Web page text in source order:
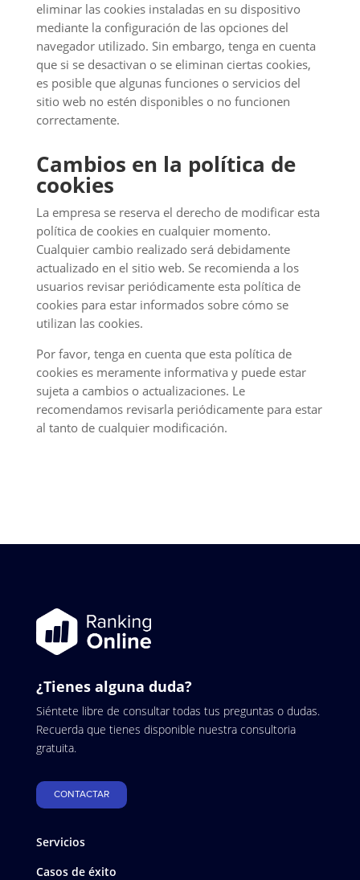
eliminar las cookies instaladas en su dispositivo
mediante la configuración de las opciones del
navegador utilizado. Sin embargo, tenga en cuenta
que si se desactivan o se eliminan ciertas cookies,
es posible que algunas funciones o servicios del
sitio web no estén disponibles o no funcionen
correctamente.
Cambios en la política de
cookies
La empresa se reserva el derecho de modificar esta
política de cookies en cualquier momento.
Cualquier cambio realizado será debidamente
actualizado en el sitio web. Se recomienda a los
usuarios revisar periódicamente esta política de
cookies para estar informados sobre cómo se
utilizan las cookies.
Por favor, tenga en cuenta que esta política de
cookies es meramente informativa y puede estar
sujeta a cambios o actualizaciones. Le
recomendamos revisarla periódicamente para estar
al tanto de cualquier modificación.
¿Tienes alguna duda?
Siéntete libre de consultar todas tus preguntas o dudas.
Recuerda que tienes disponible nuestra consultoria
gratuita.
CONTACTAR
Servicios
Casos de éxito